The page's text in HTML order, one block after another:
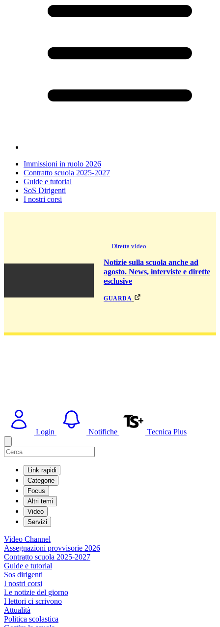
Immissioni in ruolo 2026
Contratto scuola 2025-2027
Guide e tutorial
SoS Dirigenti
I nostri corsi
Diretta video
Notizie sulla scuola anche ad
agosto. News, interviste e dirette
esclusive
guarda
Login Notifiche Tecnica Plus
Link rapidi
Categorie
Focus
Altri temi
Video
Servizi
Video Channel
Assegnazioni provvisorie 2026
Contratto scuola 2025-2027
Guide e tutorial
Sos dirigenti
I nostri corsi
Le notizie del giorno
I lettori ci scrivono
Attualità
Politica scolastica